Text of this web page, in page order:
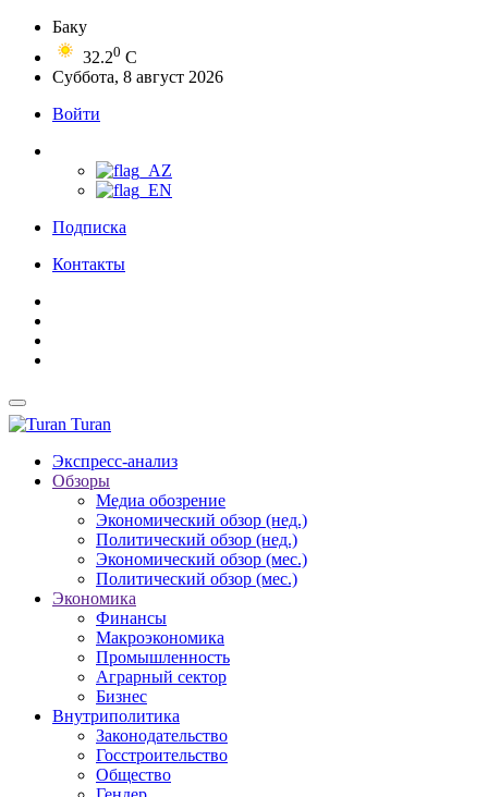
Баку
32.20 C
Суббота, 8 август 2026
Войти
Подписка
Контакты
Turan
Экспресс-анализ
Обзоры
Медиа обозрение
Экономический обзор (нед.)
Политический обзор (нед.)
Экономический обзор (мес.)
Политический обзор (мес.)
Экономика
Финансы
Макроэкономика
Промышленность
Аграрный сектор
Бизнес
Внутриполитика
Законодательство
Госстроительство
Общество